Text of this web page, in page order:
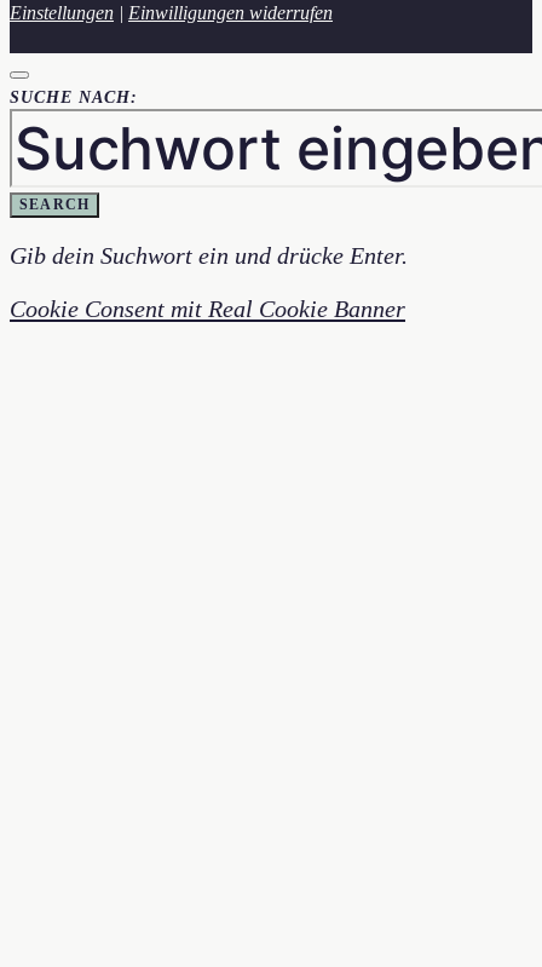
Einstellungen | Einwilligungen widerrufen
SUCHE NACH:
SEARCH
Gib dein Suchwort ein und drücke Enter.
Cookie Consent mit Real Cookie Banner